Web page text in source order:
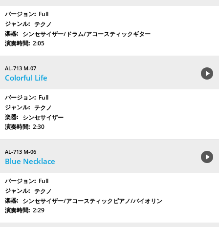
Full
テクノ
シンセサイザー/ドラム/アコースティックギター
2:05
AL-713 M-07
Colorful Life
Full
テクノ
シンセサイザー
2:30
AL-713 M-06
Blue Necklace
Full
テクノ
シンセサイザー/アコースティックピアノ/バイオリン
2:29